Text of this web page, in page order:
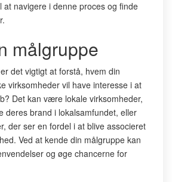
navigere i denne proces og finde
målgruppe
det vigtigt at forstå, hvem din
virksomheder vil have interesse i at
Det kan være lokale virksomheder,
deres brand i lokalsamfundet, eller
der ser en fordel i at blive associeret
Ved at kende din målgruppe kan
og øge chancerne for